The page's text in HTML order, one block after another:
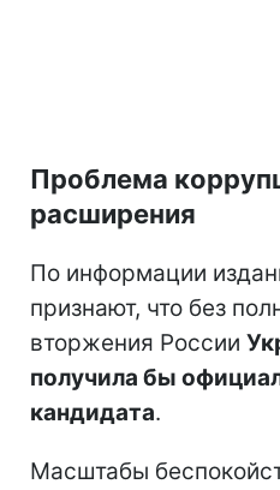
Проблема
расширения
По информации
признают, что без
вторжения России
получила бы
кандидата.
Масштабы